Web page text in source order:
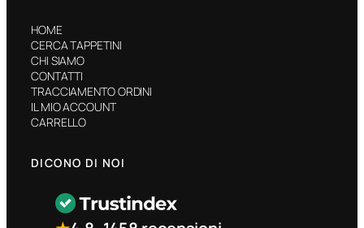
HOME
CERCA TAPPETINI
CHI SIAMO
CONTATTI
TRACCIAMENTO ORDINI
IL MIO ACCOUNT
CARRELLO
DICONO DI NOI